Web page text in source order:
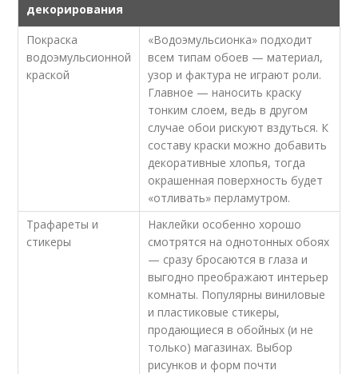
декорирования
Покраска
водоэмульсионной
краской
«Водоэмульсионка» подходит
всем типам обоев — материал,
узор и фактура не играют роли.
Главное — наносить краску
тонким слоем, ведь в другом
случае обои рискуют вздуться. К
составу краски можно добавить
декоративные хлопья, тогда
окрашенная поверхность будет
«отливать» перламутром.
Трафареты и
стикеры
Наклейки особенно хорошо
смотрятся на однотонных обоях
— сразу бросаются в глаза и
выгодно преображают интерьер
комнаты. Популярны виниловые
и пластиковые стикеры,
продающиеся в обойных (и не
только) магазинах. Выбор
рисунков и форм почти